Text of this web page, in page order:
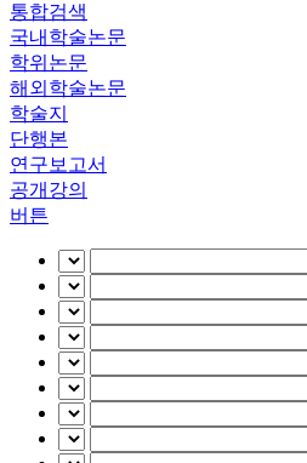
통합검색
국내학술논문
학위논문
해외학술논문
학술지
단행본
연구보고서
공개강의
버튼